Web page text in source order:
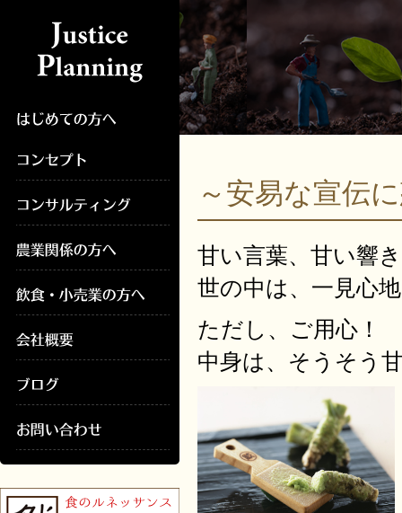
～安易な宣伝
甘い言葉、甘い響
世の中は、一見心
ただし、ご用心！
中身は、そうそう